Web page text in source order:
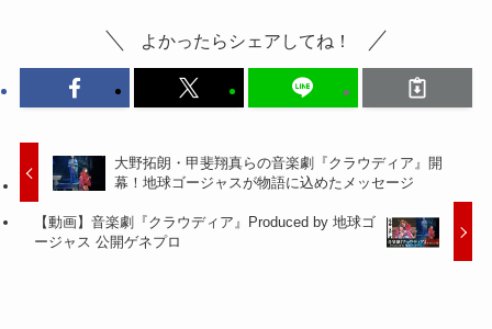
よかったらシェアしてね！
大野拓朗・甲斐翔真らの音楽劇『クラウディア』開
幕！地球ゴージャスが物語に込めたメッセージ
【動画】音楽劇『クラウディア』Produced by 地球ゴ
ージャス 公開ゲネプロ